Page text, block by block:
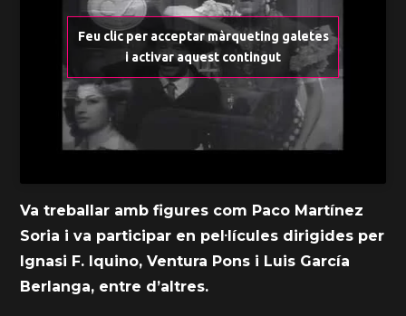
Feu clic per acceptar màrqueting galetes
i activar aquest contingut
Va treballar amb figures com Paco Martínez
Soria i va participar en pel·lícules dirigides per
Ignasi F. Iquino, Ventura Pons i Luis García
Berlanga, entre d’altres.